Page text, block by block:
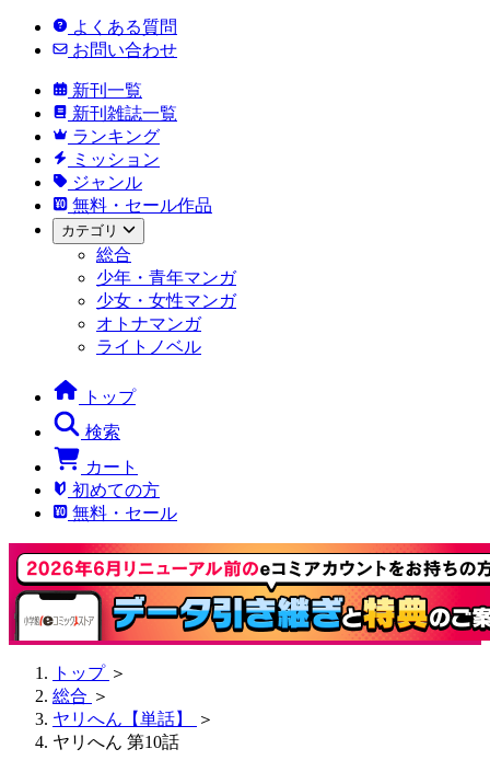
よくある質問
お問い合わせ
新刊一覧
新刊雑誌一覧
ランキング
ミッション
ジャンル
無料・セール作品
カテゴリ
総合
少年・青年マンガ
少女・女性マンガ
オトナマンガ
ライトノベル
トップ
検索
カート
初めての方
無料・セール
トップ ＞
総合 ＞
ヤリへん【単話】
＞
ヤリへん 第10話